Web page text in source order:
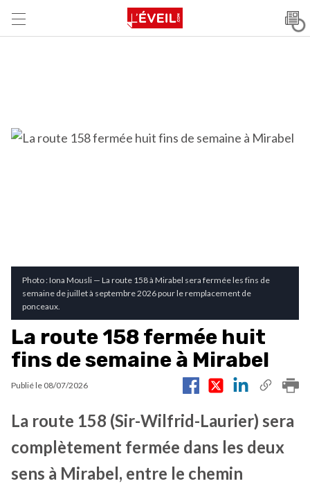
Photo : Iona Mousli — La route 158 à Mirabel sera fermée les fins de
semaine de juillet à septembre 2026 pour le remplacement de
ponceaux.
La route 158 fermée huit
fins de semaine à Mirabel
Publié le 08/07/2026
La route 158 (Sir-Wilfrid-Laurier) sera
complètement fermée dans les deux
sens à Mirabel, entre le chemin